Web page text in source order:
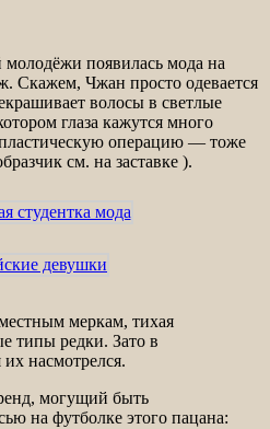
молодёжи появилась мода на
Скажем, Чжан просто одевается
волосы в светлые
глаза кажутся много
операцию — тоже
см. на заставке ).
меркам, тихая
типы редки. Зато в
насмотрелся.
могущий быть
на футболке этого пацана: